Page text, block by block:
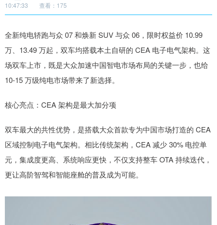
10:47:33
查看：175
全新纯电轿跑与众 07 和焕新 SUV 与众 06，限时权益价 10.99
万、13.49 万起，双车均搭载本土自研的 CEA 电子电气架构。这
场双车上市，既是大众加速中国智电市场布局的关键一步，也给
10-15 万级纯电市场带来了新选择。
核心亮点：CEA 架构是最大加分项
双车最大的共性优势，是搭载大众首款专为中国市场打造的 CEA
区域控制电子电气架构。相比传统架构，CEA 减少 30% 电控单
元，集成度更高、系统响应更快，不仅支持整车 OTA 持续迭代，
更让高阶智驾和智能座舱的普及成为可能。